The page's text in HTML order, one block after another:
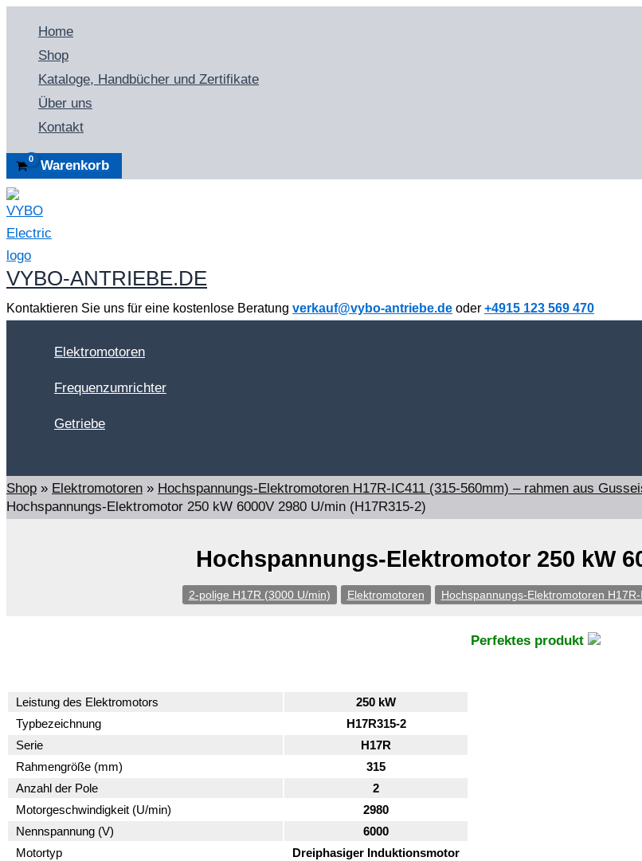
springen
Home
Shop
Kataloge, Handbücher und Zertifikate
Über uns
Kontakt
Warenkorb
VYBO-ANTRIEBE.DE
Kontaktieren Sie uns für eine kostenlose Beratung verkauf@vybo-antriebe.de oder +4915 123 569 470
Elektromotoren
Frequenzumrichter
Getriebe
Shop » Elektromotoren » Hochspannungs-Elektromotoren H17R-IC411 (315-560mm) – rahmen aus
Hochspannungs-Elektromotor 250 kW 6000V 2980 U/min (H17R315-2)
Hochspannungs-Elektromotor 250 kW
2-polige H17R (3000 U/min) Elektromotoren Hochspannungs-Elektromotoren
Perfektes produkt
Leistung des Elektromotors
250 kW
Typbezeichnung
H17R315-2
Serie
H17R
Rahmengröße (mm)
315
Anzahl der Pole
2
Motorgeschwindigkeit (U/min)
2980
Nennspannung (V)
6000
Motortyp
Dreiphasiger Induktionsmotor